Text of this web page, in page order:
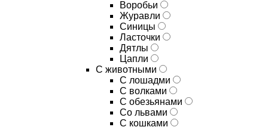
Воробьи
Журавли
Синицы
Ласточки
Дятлы
Цапли
С животными
С лошадми
С волками
С обезьянами
Со львами
С кошками